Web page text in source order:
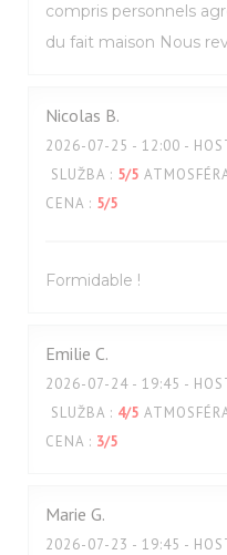
compris personnels
du fait maison Nous
Nicolas B
2026-07-25 - 12:00 -
SLUŽBA : 5/5
CENA : 5/5
Formidable !
Emilie C
2026-07-24 - 19:45 -
SLUŽBA : 4/5
CENA : 3/5
Marie G
2026-07-23 - 19:45 -